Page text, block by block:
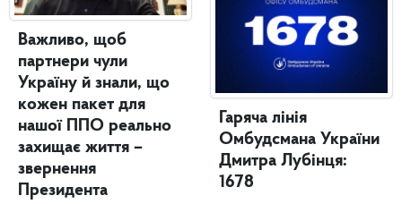
Важливо, щоб
партнери чули
Україну й знали, що
кожен пакет для
нашої ППО реально
захищає життя –
звернення
Президента
Гаряча лінія
Омбудсмана України
Дмитра Лубінця:
1678